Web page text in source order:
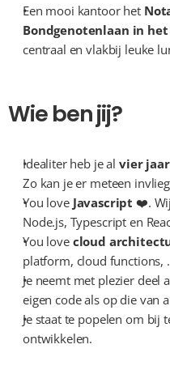
Een mooi kantoor het
Bondgenotenlaan in
centraal en vlakbij leuke
Wie ben jij?
Idealiter heb je al vier
Zo kan je er meteen
You love Javascript ❤️.
Node.js, Typescript en
You love cloud
platform, cloud functions,
Je neemt met plezier deel
eigen code als op die van
Je staat te popelen om bij
ontwikkelen.